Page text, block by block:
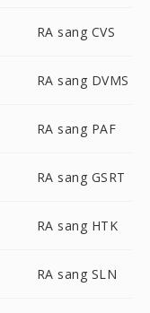
RA sang CVS
RA sang DVMS
RA sang PAF
RA sang GSRT
RA sang HTK
RA sang SLN